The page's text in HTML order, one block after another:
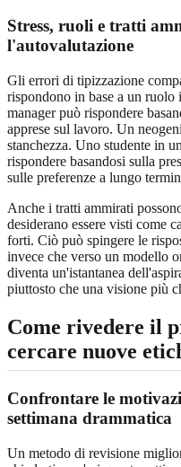
Stress, ruoli e tratti
l'autovalutazione
Gli errori di tipizzazione
rispondono in base a un ruolo
manager può rispondere
apprese sul lavoro. Un
stanchezza. Uno studente in
rispondere basandosi sulla
sulle preferenze a lungo
Anche i tratti ammirati
desiderano essere visti come
forti. Ciò può spingere le
invece che verso un modello
diventa un'istantanea
piuttosto che una visione più
Come rivedere il
cercare nuove
Confrontare le
settimana drammatica
Un metodo di revisione